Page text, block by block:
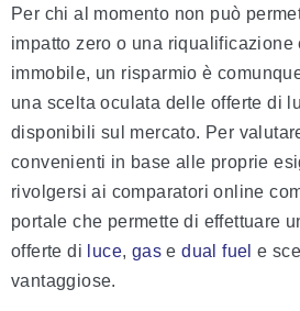
Per chi al momento non può
impatto zero o una
immobile, un risparmio è
una scelta oculata delle offerte di
disponibili sul mercato. Per
convenienti in base alle proprie
rivolgersi ai comparatori online
portale che permette di effettuare
offerte di
luce, gas edual fuel e
vantaggiose.